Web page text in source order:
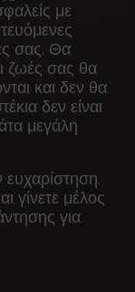
με
σας. Θα
ζωές σας θα
και δεν θα
δεν είναι
μεγάλη
γίνετε μέλος
για